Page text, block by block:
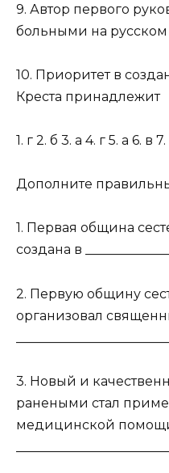
9. Автор первого
больными на русском
10. Приоритет в
Креста принадлежит
1. г 2. б 3. а 4. г 5. а 6. в
Дополните
1. Первая община
создана в
2. Первую общину
организовал
3. Новый и
ранеными стал
медицинской